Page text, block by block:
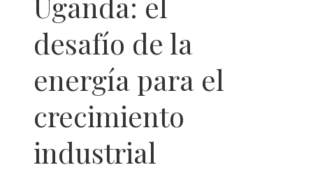
desafío de la
energía para el
crecimiento
industrial